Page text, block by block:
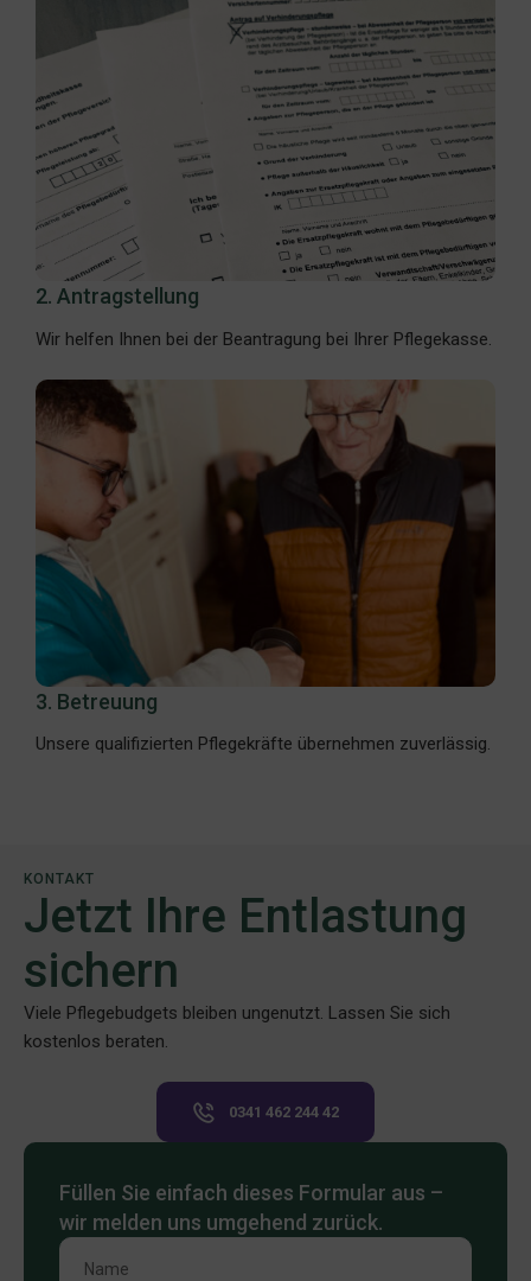
2. Antragstellung
Wir helfen Ihnen bei der Beantragung bei Ihrer Pflegekasse.
3. Betreuung
Unsere qualifizierten Pflegekräfte übernehmen zuverlässig.
KONTAKT
Jetzt Ihre Entlastung
sichern
Viele Pflegebudgets bleiben ungenutzt. Lassen Sie sich
kostenlos beraten.
0341 462 244 42
Füllen Sie einfach dieses Formular aus –
wir melden uns umgehend zurück.